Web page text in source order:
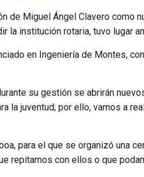
Miguel Ángel Clavero como
institución rotaria, tuvo lugar
en Ingeniería de Montes,
su gestión se abrirán
juventud; por ello, vamos a
para el que se organizó una
repitamos con ellos o que